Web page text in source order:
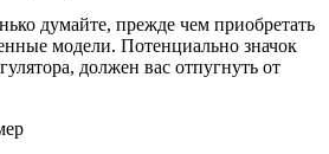
думайте, прежде чем приобретать
модели. Потенциально значок
должен вас отпугнуть от